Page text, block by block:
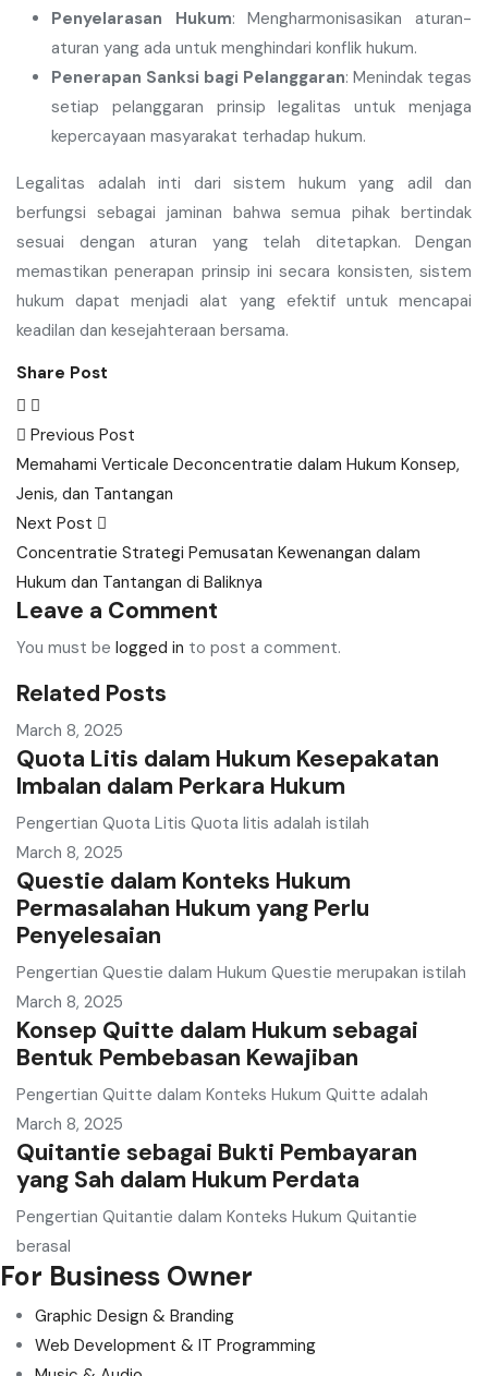
Penyelarasan Hukum: Mengharmonisasikan aturan-
aturan yang ada untuk menghindari konflik hukum.
Penerapan Sanksi bagi Pelanggaran: Menindak tegas
setiap pelanggaran prinsip legalitas untuk menjaga
kepercayaan masyarakat terhadap hukum.
Legalitas adalah inti dari sistem hukum yang adil dan
berfungsi sebagai jaminan bahwa semua pihak bertindak
sesuai dengan aturan yang telah ditetapkan. Dengan
memastikan penerapan prinsip ini secara konsisten, sistem
hukum dapat menjadi alat yang efektif untuk mencapai
keadilan dan kesejahteraan bersama.
Share Post
Post
navigation
Previous Post
Memahami Verticale Deconcentratie dalam Hukum Konsep,
Jenis, dan Tantangan
Next Post
Concentratie Strategi Pemusatan Kewenangan dalam
Hukum dan Tantangan di Baliknya
Leave a Comment
You must be logged in to post a comment.
Related Posts
March 8, 2025
Quota Litis dalam Hukum Kesepakatan
Imbalan dalam Perkara Hukum
Pengertian Quota Litis Quota litis adalah istilah
March 8, 2025
Questie dalam Konteks Hukum
Permasalahan Hukum yang Perlu
Penyelesaian
Pengertian Questie dalam Hukum Questie merupakan istilah
March 8, 2025
Konsep Quitte dalam Hukum sebagai
Bentuk Pembebasan Kewajiban
Pengertian Quitte dalam Konteks Hukum Quitte adalah
March 8, 2025
Quitantie sebagai Bukti Pembayaran
yang Sah dalam Hukum Perdata
Pengertian Quitantie dalam Konteks Hukum Quitantie
berasal
For Business Owner
Graphic Design & Branding
Web Development & IT Programming